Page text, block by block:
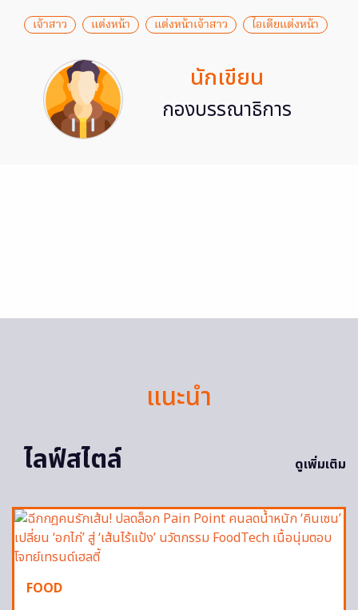
เจ้าสาว แต่งหน้า แต่งหน้าเจ้าสาว ไอเดียแต่งหน้า
นักเขียน
กองบรรณาธิการ
แนะนำ
ไลฟ์สไตล์
ดูเพิ่มเติม
FOOD